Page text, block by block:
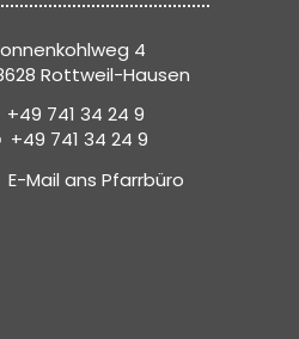
4
Rottweil-Hausen
+49 741 34 24 9
+49 741 34 24 9
E-Mail ans Pfarrbüro